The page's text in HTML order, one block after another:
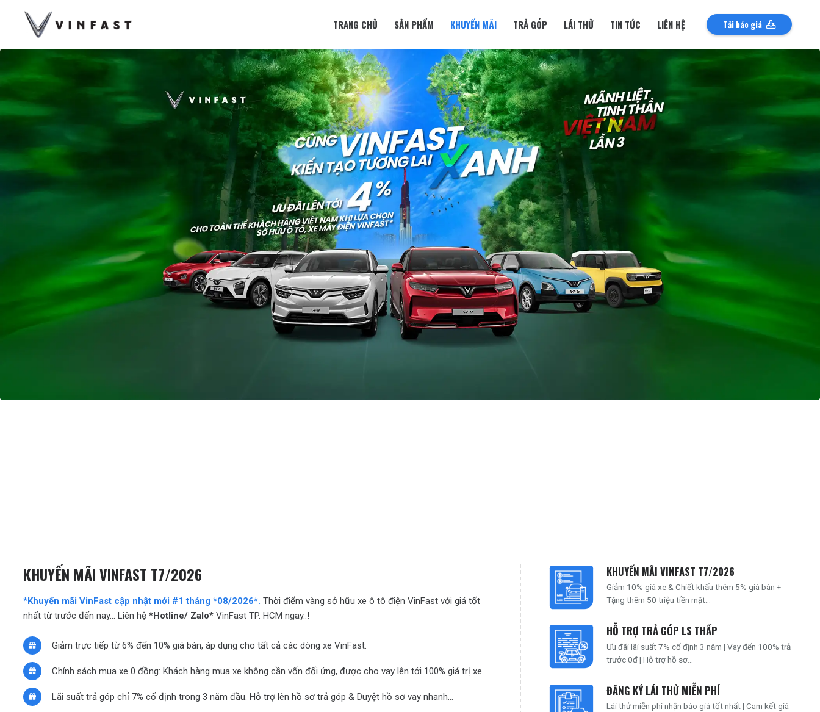
TRANG CHỦ SẢN PHẨM KHUYẾN MÃI TRẢ GÓP LÁI THỬ TIN TỨC LIÊN HỆ Tải báo giá
KHUYẾN MÃI VINFAST T7/2026
*Khuyến mãi VinFast cập nhật mới #1 tháng *08/2026*. Thời điểm vàng sở hữu xe ô tô điện VinFast với giá tốt
nhất từ trước đến nay… Liên hệ *Hotline/ Zalo*VinFast TP. HCM ngay..!
Giảm trực tiếp từ 6% đến 10% giá bán, áp dụng cho tất cả các dòng xe VinFast.
Chính sách mua xe 0 đồng: Khách hàng mua xe không cần vốn đối ứng, được cho vay lên tới 100% giá trị xe.
Lãi suất trả góp chỉ 7% cố định trong 3 năm đầu. Hỗ trợ lên hồ sơ trả góp & Duyệt hồ sơ vay nhanh…
KHUYẾN MÃI VINFAST T7/2026
Giảm 10% giá xe & Chiết khấu thêm 5% giá bán +
Tặng thêm 50 triệu tiền mặt...
HỖ TRỢ TRẢ GÓP LS THẤP
Ưu đãi lãi suất 7% cố định 3 năm | Vay đến 100% trả
trước 0đ | Hỗ trợ hồ sơ...
ĐĂNG KÝ LÁI THỬ MIỄN PHÍ
Lái thử miễn phí nhận báo giá tốt nhất | Cam kết giá